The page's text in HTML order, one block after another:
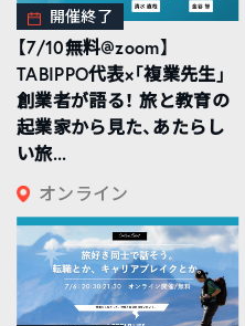
開催終了
【7/10無料@zoom】
TABIPPO代表×「複業先生」
創業者が語る！ 旅と教育の
起業家から見た、あたらし
い旅...
オンライン